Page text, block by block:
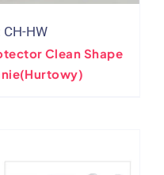
HW
Clean Shape